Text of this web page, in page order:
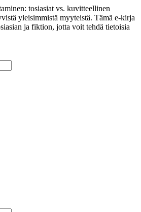
tosiasiat vs. kuvitteellinen
yleisimmistä myyteistä. Tämä e-kirja
ja fiktion, jotta voit tehdä tietoisia